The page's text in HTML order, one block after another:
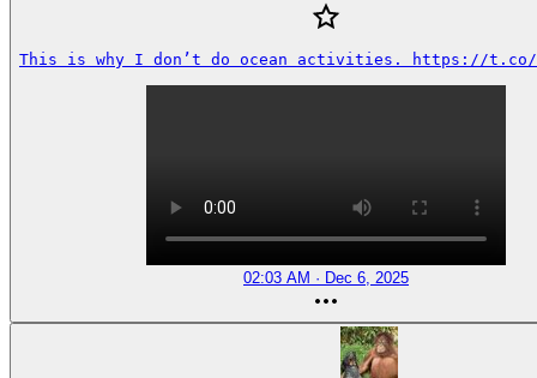
This is why I don’t do ocean activities. https://t.co/
02:03 AM · Dec 6, 2025